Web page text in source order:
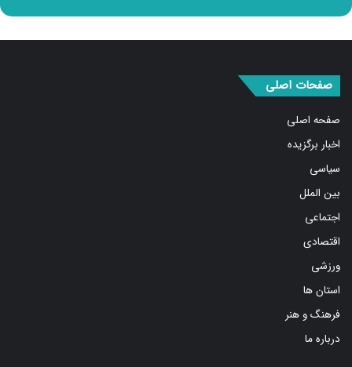
صفحات اصلی
اخبار برگزیده
فرهنگ و هنر